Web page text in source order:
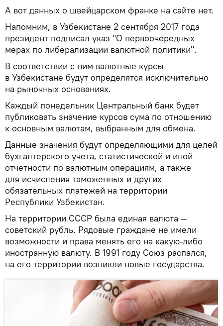
А вот данных о швейцарском франке на сайте нет.
Напомним, в Узбекистане 2 сентября 2017 года
президент подписал указ "О первоочередных
мерах по либерализации валютной политики".
В соответствии с ним валютные курсы
в Узбекистане будут определятся исключительно
на рыночных основаниях.
Каждый понедельник Центральный банк будет
публиковать значение курсов сума по отношению
к основным валютам, выбранным для обмена.
Данные значения будут определяющими для целей
бухгалтерского учета, статистической и иной
отчетности по валютным операциям, а также
для исчисления таможенных и других
обязательных платежей на территории
Республики Узбекистан.
На территории СССР была единая валюта —
советский рубль. Рядовые граждане не имели
возможности и права менять его на какую-либо
иностранную валюту. В 1991 году Союз распался,
на его территории возникли новые государства.